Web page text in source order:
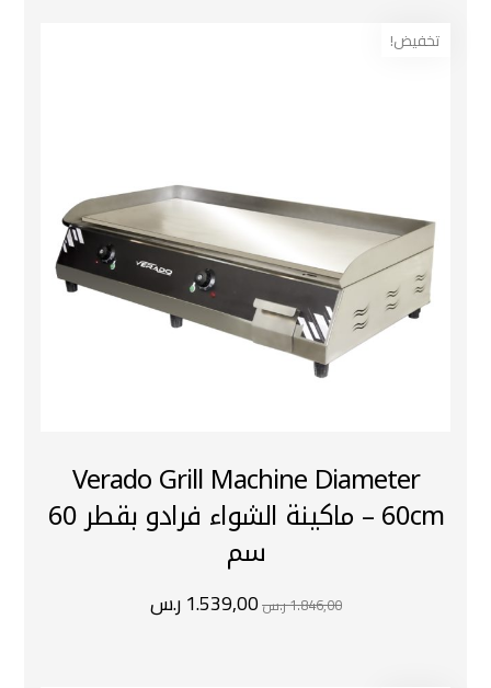
Verado Grill Machine Diameter
60cm – ماكينة الشواء فرادو بقطر 60
سم
1.846,00ر.س1.539,00ر.س
تخفيض!